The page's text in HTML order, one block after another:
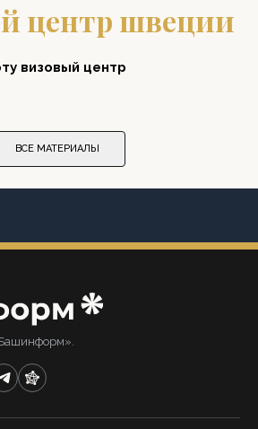
центр швеции
визовый центр
ВСЕ МАТЕРИАЛЫ